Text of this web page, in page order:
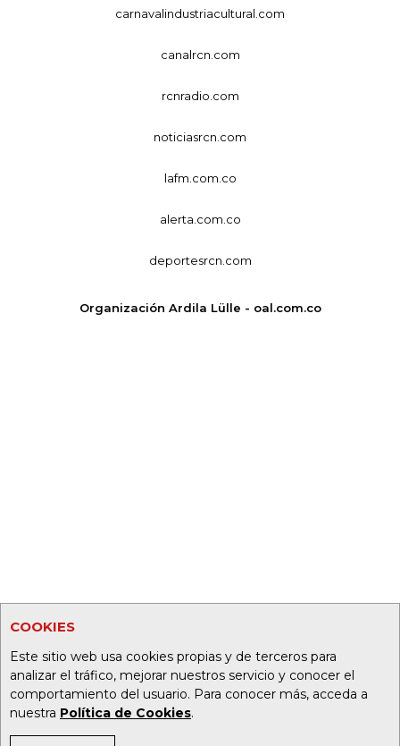
COOKIES
Este sitio web usa cookies propias y de terceros para
analizar el tráfico, mejorar nuestros servicio y conocer el
comportamiento del usuario. Para conocer más, acceda a
nuestra Política de Cookies.
carnavalindustriacultural.com
canalrcn.com
rcnradio.com
noticiasrcn.com
lafm.com.co
alerta.com.co
deportesrcn.com
Organización Ardila Lülle - oal.com.co